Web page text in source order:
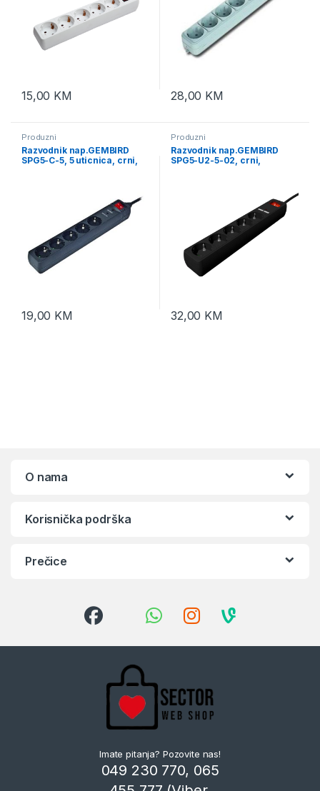
15,00 KM 28,00 KM
Produzni
Razvodnik nap.GEMBIRD
SPG5-C-5, 5 uticnica, crni,
19,00 KM
Produzni
Razvodnik nap.GEMBIRD
SPG5-U2-5-02, crni,
32,00 KM
O nama
Korisnička podrška
Prečice
Imate pitanja? Pozovite nas!
049 230 770, 065